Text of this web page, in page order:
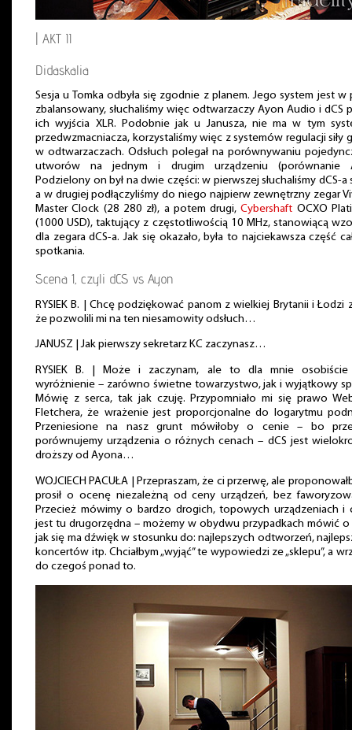
| AKT II
Didaskalia
Sesja u Tomka odbyła się zgodnie z planem. Jego system jest w
zbalansowany, słuchaliśmy więc odtwarzaczy Ayon Audio i dCS
ich wyjścia XLR. Podobnie jak u Janusza, nie ma w tym
przedwzmacniacza, korzystaliśmy więc z systemów regulacji siły
w odtwarzaczach. Odsłuch polegał na porównywaniu
utworów na jednym i drugim urządzeniu (porównanie
Podzielony on był na dwie części: w pierwszej słuchaliśmy dCS-a
a w drugiej podłączyliśmy do niego najpierw zewnętrzny zegar
Master Clock (28 280 zł), a potem drugi,Cybershaft OCXO
(1000 USD), taktujący z częstotliwością 10 MHz, stanowiącą
dla zegara dCS-a. Jak się okazało, była to najciekawsza część
spotkania.
Scena 1, czyli dCS vs Ayon
RYSIEK B. | Chcę podziękować panom z wielkiej Brytanii i Łodzi
że pozwolili mi na ten niesamowity odsłuch…
JANUSZ | Jak pierwszy sekretarz KC zaczynasz…
RYSIEK B. | Może i zaczynam, ale to dla mnie
wyróżnienie – zarówno świetne towarzystwo, jak i wyjątkowy
Mówię z serca, tak jak czuję. Przypomniało mi się prawo
Fletchera, że wrażenie jest proporcjonalne do logarytmu
Przeniesione na nasz grunt mówiłoby o cenie – bo
porównujemy urządzenia o różnych cenach – dCS jest
droższy od Ayona…
WOJCIECH PACUŁA | Przepraszam, że ci przerwę, ale
prosił o ocenę niezależną od ceny urządzeń, bez
Przecież mówimy o bardzo drogich, topowych urządzeniach i
jest tu drugorzędna – możemy w obydwu przypadkach mówić o
jak się ma dźwięk w stosunku do: najlepszych odtworzeń,
koncertów itp. Chciałbym „wyjąć” te wypowiedzi ze „sklepu”, a
do czegoś ponad to.